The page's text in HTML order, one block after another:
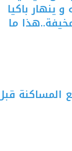
ينهار باكيا
ما
المساكنة